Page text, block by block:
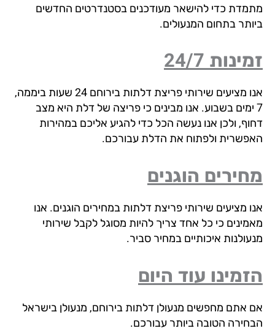
כדי להישאר מעודכנים בסטנדרטים החדשים
בתחום המנעולים.
24/7
אנו מציעים שירותי פריצת דלתות בירוחם 24 שעות ביממה,
ימים בשבוע. אנו מבינים כי פריצה של דלת היא מצב
ולכן אנו נעשה הכל כדי להגיע אליכם במהירות
ולפתוח את הדלת עבורכם.
הוגנים
מציעים שירותי פריצת דלתות במחירים הוגנים. אנו
כי כל אחד צריך להיות מסוגל לקבל שירותי
איכותיים במחיר סביר.
עוד היום
אתם מחפשים מנעולן דלתות בירוחם, מנעולן בישראל
הטובה ביותר עבורכם.